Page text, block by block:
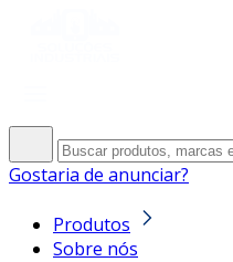
Gostaria de anunciar?
Produtos
Sobre nós